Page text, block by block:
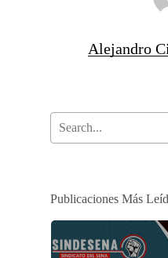
Alejandro
Publicaciones Más